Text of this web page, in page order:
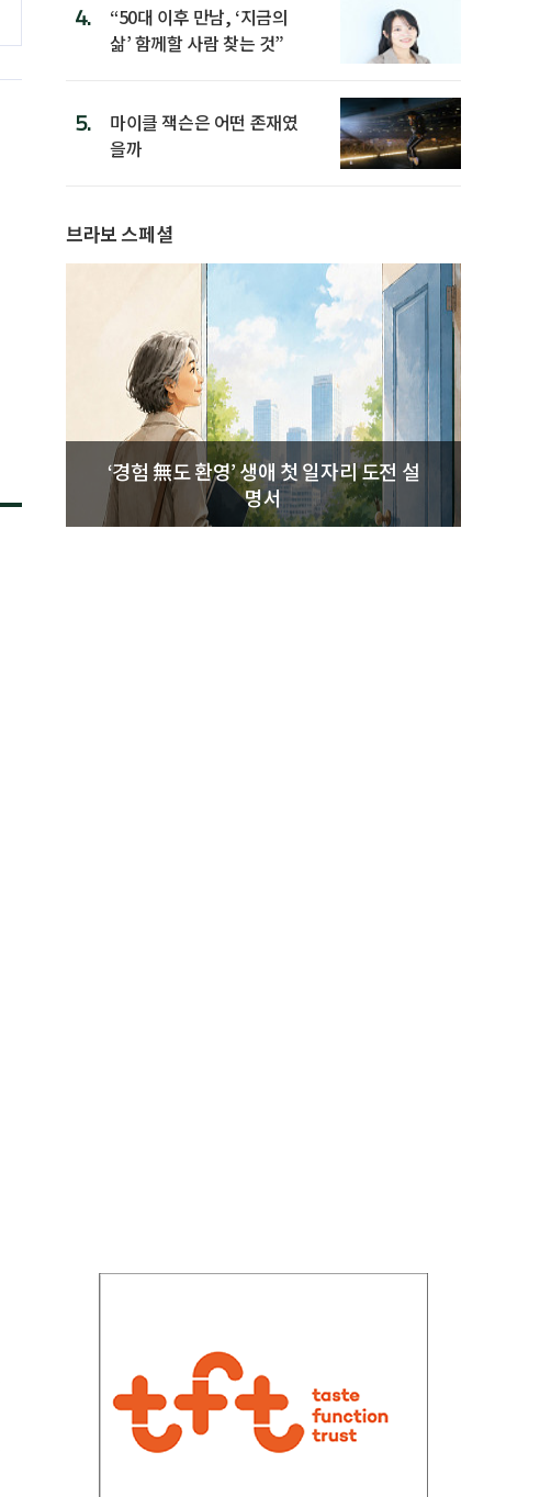
4.
“50대 이후 만남, ‘지금의
삶’ 함께할 사람 찾는 것”
5.
마이클 잭슨은 어떤 존재였
을까
브라보 스페셜
‘경험 無도 환영’ 생애 첫 일자리 도전 설
명서